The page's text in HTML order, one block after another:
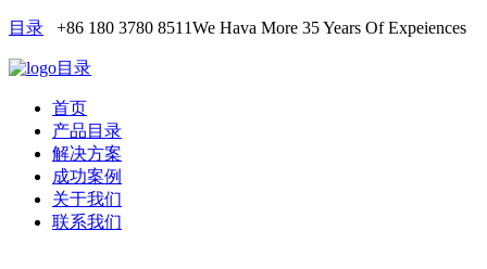
目录 +86 180 3780 8511We Hava More 35 Years Of Expeiences
目录
首页
产品目录
解决方案
成功案例
关于我们
联系我们